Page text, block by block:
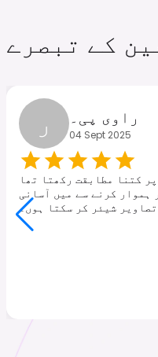
کے تبصرے
ر راوی پی۔
04 Sept 2025
کتنا مطابقت رکھتا تھا
ہموار کرنے سے میں آسانی
شیئر کر سکتا ہوں۔